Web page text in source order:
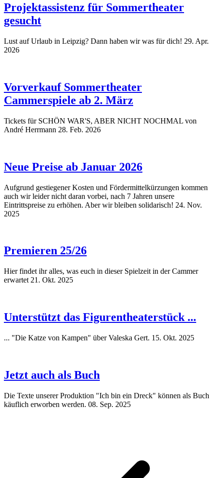
Projektassistenz für Sommertheater
gesucht
Lust auf Urlaub in Leipzig? Dann haben wir was für dich! 29. Apr.
2026
Vorverkauf Sommertheater
Cammerspiele ab 2. März
Tickets für SCHÖN WAR'S, ABER NICHT NOCHMAL von
André Herrmann 28. Feb. 2026
Neue Preise ab Januar 2026
Aufgrund gestiegener Kosten und Fördermittelkürzungen kommen
auch wir leider nicht daran vorbei, nach 7 Jahren unsere
Eintrittspreise zu erhöhen. Aber wir bleiben solidarisch! 24. Nov.
2025
Premieren 25/26
Hier findet ihr alles, was euch in dieser Spielzeit in der Cammer
erwartet 21. Okt. 2025
Unterstützt das Figurentheaterstück ...
... "Die Katze von Kampen" über Valeska Gert. 15. Okt. 2025
Jetzt auch als Buch
Die Texte unserer Produktion "Ich bin ein Dreck" können als Buch
käuflich erworben werden. 08. Sep. 2025